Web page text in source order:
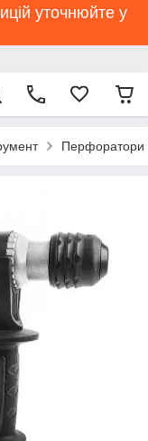
уточнюйте у
Перфоратори